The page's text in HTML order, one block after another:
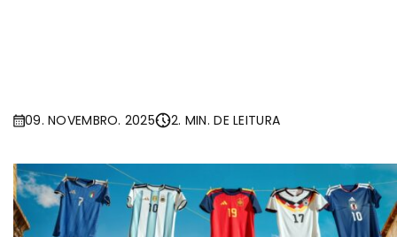
09. NOVEMBRO. 2025 2. MIN. DE LEITURA